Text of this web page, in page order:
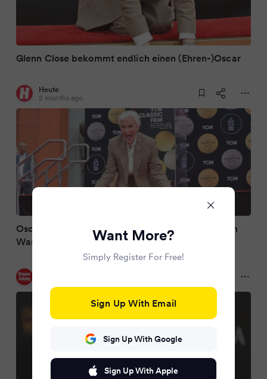
Glenn Close bekommt endlich einen (Ehren-)Oscar
Heute
2 months ago
Oscar-Erlösung für Glenn Close nach jahrelangem
Warten
Want More?
Simply Register For Free!
Sign Up With Email
Sign Up With Google
Sign Up With Apple